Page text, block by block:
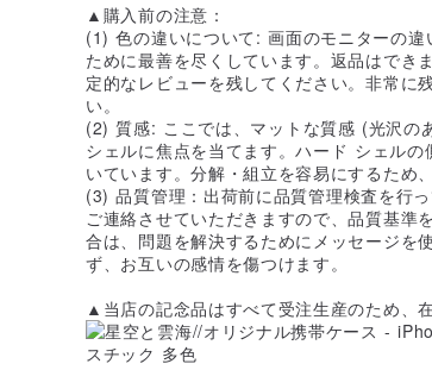
▲購入前の注意：
(1) 色の違いについて: 画面のモニターの
ために最善を尽くしています。返品はでき
定的なレビューを残してください。非常に
い。
(2) 質感: ここでは、マットな質感 (光沢の
シェルに焦点を当てます。ハード シェル
いています。分解・組立を容易にするため
(3) 品質管理：出荷前に品質管理検査を行
ご連絡させていただきますので、品質基準
合は、問題を解決するためにメッセージを
ず、お互いの感情を傷つけます。
▲当店の記念品はすべて受注生産のため、